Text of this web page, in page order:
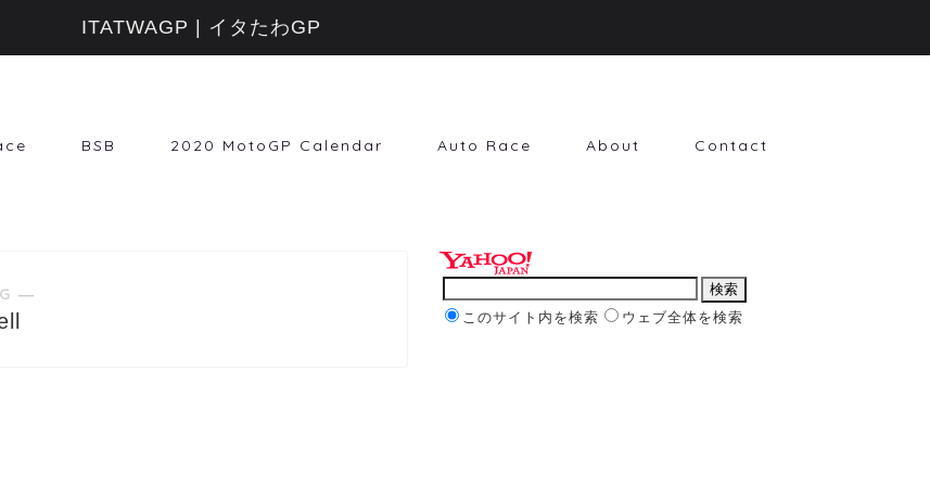
BSB 2020 MotoGP Calendar Auto Race About Contact
―
このサイト内を検索 ウェブ全体を検索
ITATWAGP | イタたわGP